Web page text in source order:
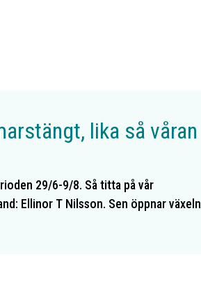
lika så våran
29/6-9/8. Så titta på vår
Ellinor T Nilsson. Sen öppnar växeln